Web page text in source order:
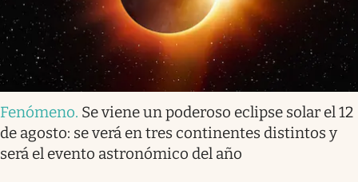
Fenómeno. Se viene un poderoso eclipse solar el 12
de agosto: se verá en tres continentes distintos y
será el evento astronómico del año